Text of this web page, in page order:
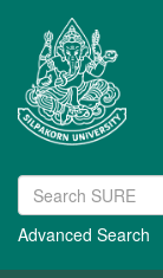
Advanced Search